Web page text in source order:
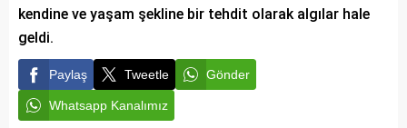
kendine ve yaşam şekline bir tehdit olarak algılar hale
geldi.
Paylaş Tweetle Gönder
Whatsapp Kanalımız